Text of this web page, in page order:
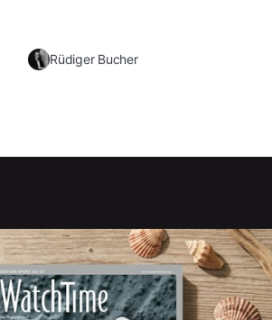
Rüdiger Bucher